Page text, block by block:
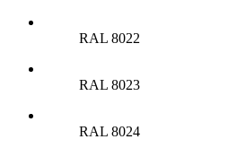
RAL 8022
RAL 8023
RAL 8024